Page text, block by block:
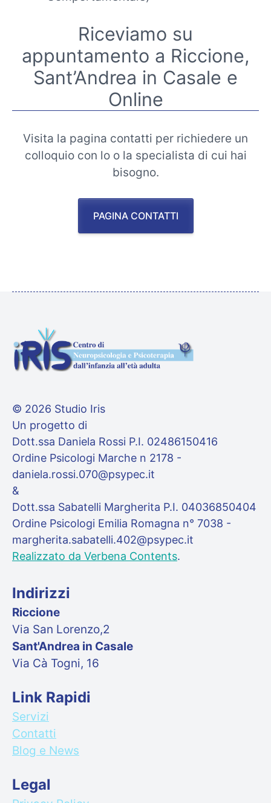
Riceviamo su
appuntamento a Riccione,
Sant’Andrea in Casale e
Online
Visita la pagina contatti per richiedere un
colloquio con lo o la specialista di cui hai
bisogno.
PAGINA CONTATTI
© 2026 Studio Iris
Un progetto di
Dott.ssa Daniela Rossi P.I. 02486150416
Ordine Psicologi Marche n 2178 -
daniela.rossi.070@psypec.it
&
Dott.ssa Sabatelli Margherita P.I. 04036850404
Ordine Psicologi Emilia Romagna n° 7038 -
margherita.sabatelli.402@psypec.it
Realizzato da Verbena Contents.
Indirizzi
Riccione
Via San Lorenzo,2
Sant'Andrea in Casale
Via Cà Togni, 16
Link Rapidi
Servizi
Contatti
Blog e News
Legal